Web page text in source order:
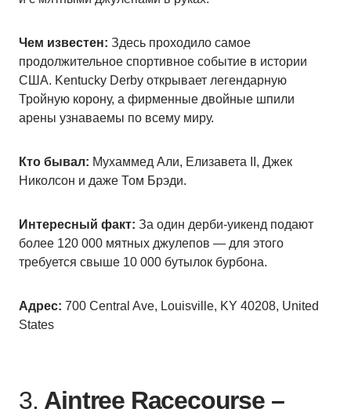
Чем известен: Здесь проходило самое
продолжительное спортивное событие в истории
США. Kentucky Derby открывает легендарную
Тройную корону, а фирменные двойные шпили
арены узнаваемы по всему миру.
Кто бывал: Мухаммед Али, Елизавета II, Джек
Николсон и даже Том Брэди.
Интересный факт: За один дерби-уикенд подают
более 120 000 мятных джулепов — для этого
требуется свыше 10 000 бутылок бурбона.
Адрес: 700 Central Ave, Louisville, KY 40208, United
States
3. Aintree Racecourse –